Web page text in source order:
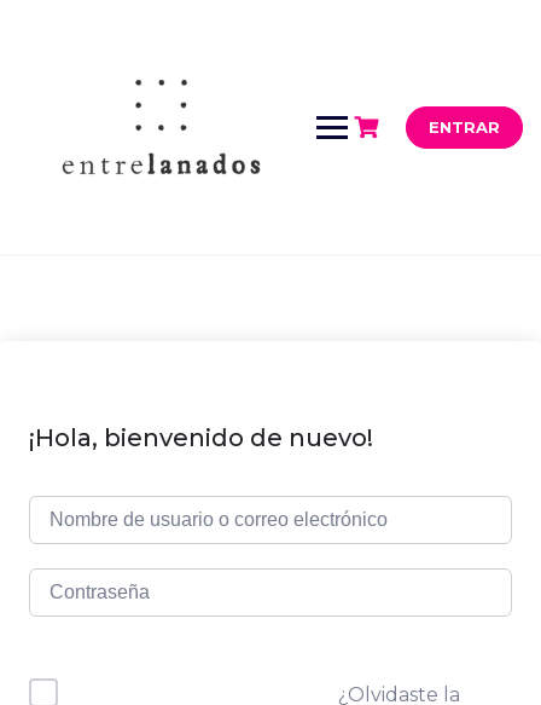
ENTRAR
¡Hola, bienvenido de nuevo!
¿Olvidaste la